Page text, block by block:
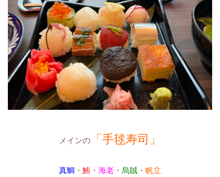
メインの 「手毬寿司」
真鯛 ・ 鮪 ・ 海老 ・ 烏賊 ・ 帆立